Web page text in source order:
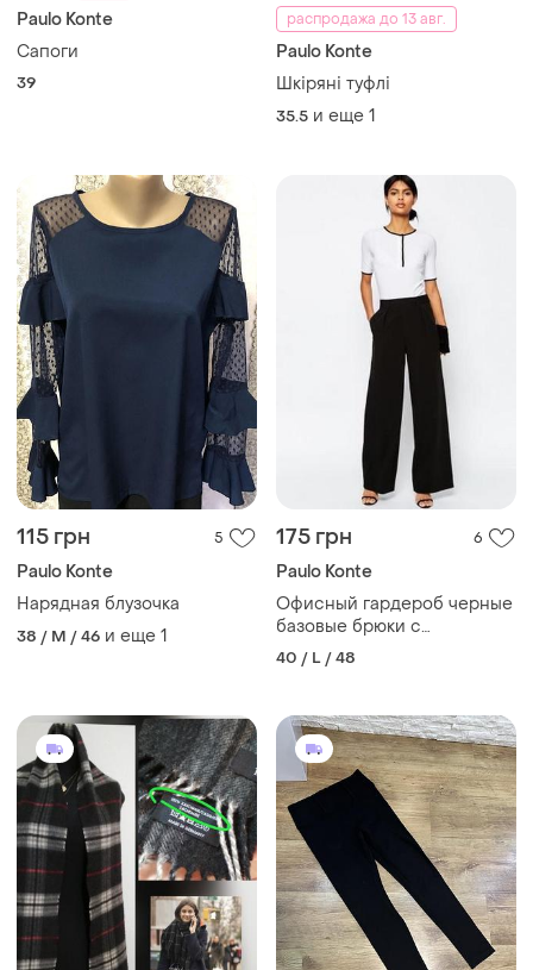
Paulo Konte
Сапоги
39
распродажа до 13 авг.
Paulo Konte
Шкіряні туфлі
35.5 и еще 1
115 грн 5
Paulo Konte
Нарядная блузочка
38 / M / 46 и еще 1
175 грн 6
Paulo Konte
Офисный гардероб черные
базовые брюки с
блестящей полоской 12, л,
наш 46
40 / L / 48